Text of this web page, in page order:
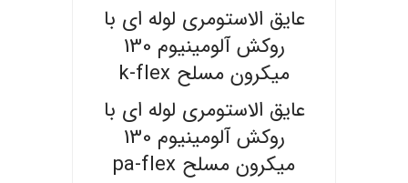
عایق الاستومری لوله ای با
روکش آلومینیوم 130
میکرون مسلح k-flex
عایق الاستومری لوله ای با
روکش آلومینیوم 130
میکرون مسلح pa-flex